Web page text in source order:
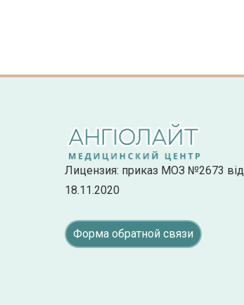
Лицензия: приказ МОЗ №2673 від
18.11.2020
Форма обратной связи